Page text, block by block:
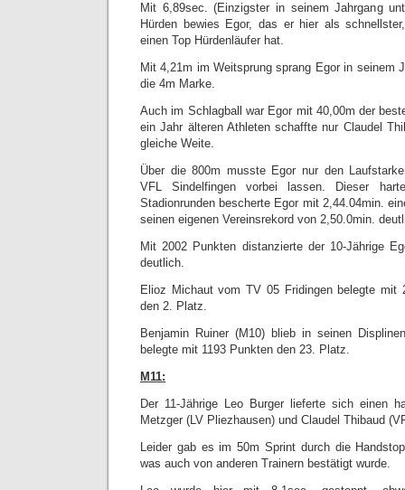
Mit 6,89sec. (Einzigster in seinem Jahrgang
Hürden bewies Egor, das er hier als
einen Top Hürdenläufer hat.
Mit 4,21m im Weitsprung sprang Egor in seinem
die 4m Marke.
Auch im Schlagball war Egor mit 40,00m der
ein Jahr älteren Athleten schaffte nur Claudel
gleiche Weite.
Über die 800m musste Egor nur den
VFL Sindelfingen vorbei lassen. Dieser
Stadionrunden bescherte Egor mit 2,44.04min.
seinen eigenen Vereinsrekord von 2,50.0min.
Mit 2002 Punkten distanzierte der 10-Jährige
deutlich.
Elioz Michaut vom TV 05 Fridingen belegte mit
den 2. Platz.
Benjamin Ruiner (M10) blieb in seinen
belegte mit 1193 Punkten den 23. Platz.
M11:
Der 11-Jährige Leo Burger lieferte sich einen
Metzger (LV Pliezhausen) und Claudel Thibaud
Leider gab es im 50m Sprint durch die
was auch von anderen Trainern bestätigt wurde.